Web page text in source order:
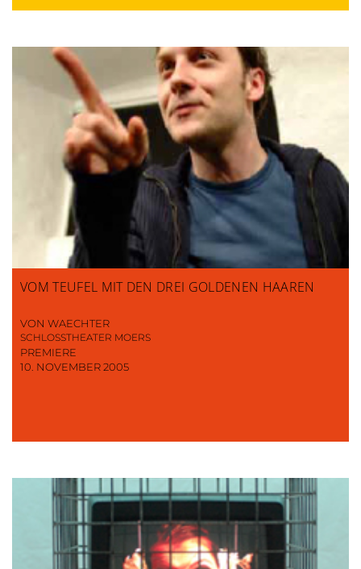
VOM TEUFEL MIT DEN DREI GOLDENEN HAAREN
VON WAECHTER
SCHLOSSTHEATER MOERS
PREMIERE
10. NOVEMBER 2005